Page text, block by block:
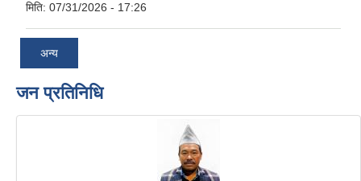
मिति: 07/31/2026 - 17:26
अन्य
जन प्रतिनिधि